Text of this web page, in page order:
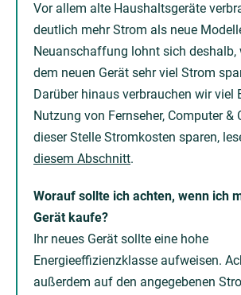
Vor allem alte Haushaltsgeräte
deutlich mehr Strom als neue
Neuanschaffung lohnt sich deshalb,
dem neuen Gerät sehr viel Strom
Darüber hinaus verbrauchen wir viel
Nutzung von Fernseher, Computer &
dieser Stelle Stromkosten sparen,
diesem Abschnitt.
Worauf sollte ich achten, wenn ich
Gerät kaufe?
Ihr neues Gerät sollte eine hohe
Energieeffizienzklasse aufweisen.
außerdem auf den angegebenen